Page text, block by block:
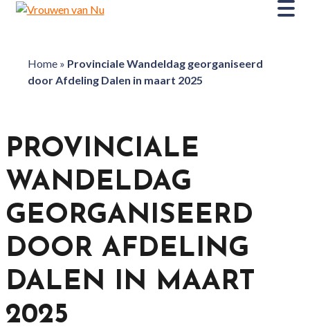
Home» Provinciale Wandeldag georganiseerd
door Afdeling Dalen in maart 2025
PROVINCIALE
WANDELDAG
GEORGANISEERD
DOOR AFDELING
DALEN IN MAART
2025